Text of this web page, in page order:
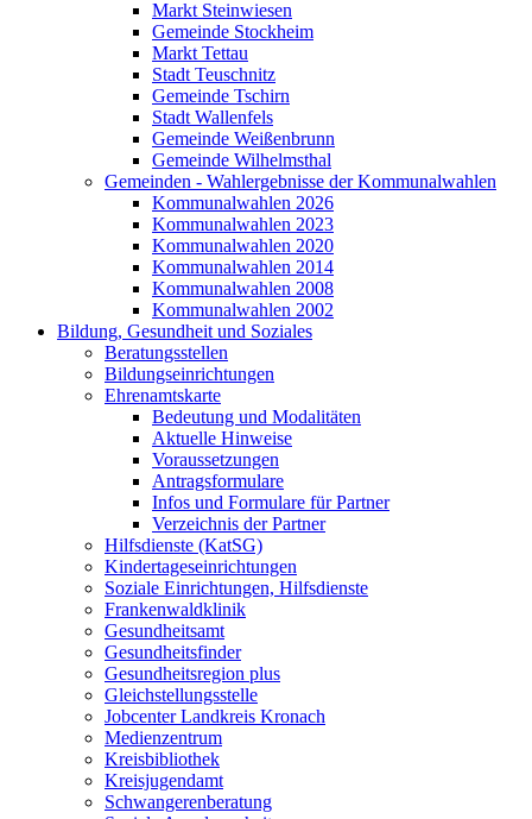
Markt Steinwiesen
Gemeinde Stockheim
Markt Tettau
Stadt Teuschnitz
Gemeinde Tschirn
Stadt Wallenfels
Gemeinde Weißenbrunn
Gemeinde Wilhelmsthal
Gemeinden - Wahlergebnisse der Kommunalwahlen
Kommunalwahlen 2026
Kommunalwahlen 2023
Kommunalwahlen 2020
Kommunalwahlen 2014
Kommunalwahlen 2008
Kommunalwahlen 2002
Bildung, Gesundheit und Soziales
Beratungsstellen
Bildungseinrichtungen
Ehrenamtskarte
Bedeutung und Modalitäten
Aktuelle Hinweise
Voraussetzungen
Antragsformulare
Infos und Formulare für Partner
Verzeichnis der Partner
Hilfsdienste (KatSG)
Kindertageseinrichtungen
Soziale Einrichtungen, Hilfsdienste
Frankenwaldklinik
Gesundheitsamt
Gesundheitsfinder
Gesundheitsregion plus
Gleichstellungsstelle
Jobcenter Landkreis Kronach
Medienzentrum
Kreisbibliothek
Kreisjugendamt
Schwangerenberatung